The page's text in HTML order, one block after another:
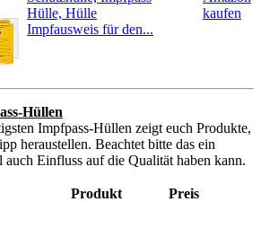
Hülle, Hülle
Impfausweis für den...
kaufen
Hüllen
Impfpass-Hüllen zeigt euch Produkte,
heraustellen. Beachtet bitte das ein
auch Einfluss auf die Qualität haben kann.
Produkt Preis